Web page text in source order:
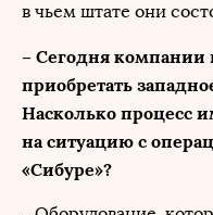
в чьем штате они
– Сегодня компании
приобретать
Насколько процесс
на ситуацию с
«Сибуре»?